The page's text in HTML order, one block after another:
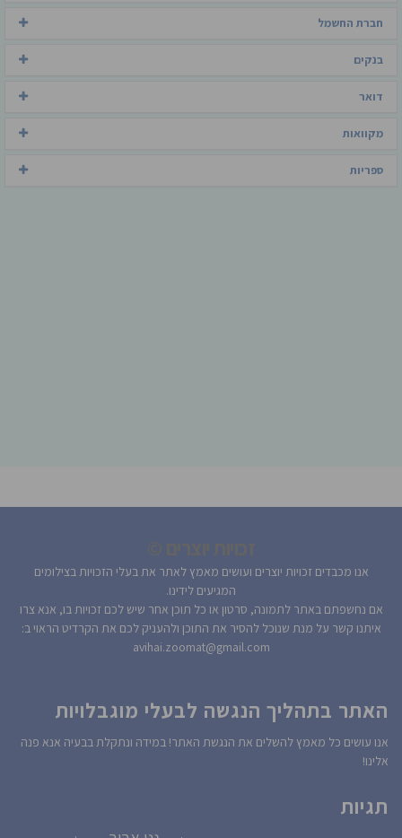
חברת החשמל
בנקים
דואר
מקוואות
ספריות
אנו מכבדים זכויות יוצרים ועושים מאמץ לאתר את בעלי הזכויות בצילומים
המגיעים לידינו.
אם נחשפתם באתר לתמונה, סרטון או כל תוכן אחר שיש לכם זכויות בו, אנא צרו
איתנו קשר על מנת שנוכל להסיר את התוכן ולהעניק לכם את הקרדיט הראוי ב:
avihai.zoomat@gmail.com
האתר בתהליך הנגשה לבעלי מוגבלויות
אנו עושים כל מאמץ להשלים את הנגשת האתר! במידה ונתקלת בבעיה אנא פנה
אלינו!
תגיות